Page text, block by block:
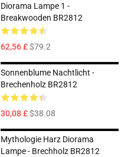
Diorama Lampe 1 -
Breakwooden BR2812
62,56 £$79.2
Sonnenblume Nachtlicht -
Brechenholz BR2812
30,08 £$38.08
Mythologie Harz Diorama
Lampe - Brechholz BR2812